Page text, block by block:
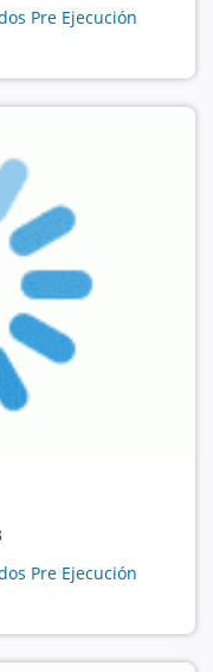
Pre Ejecución
Pre Ejecución